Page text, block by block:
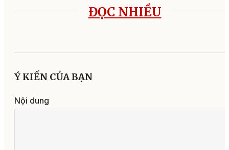
ĐỌC NHIỀU
Ý KIẾN CỦA BẠN
Nội dung